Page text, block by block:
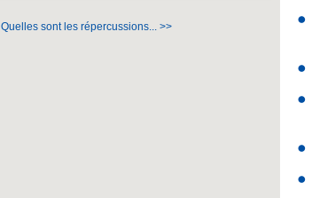
Quelles sont les répercussions... >>